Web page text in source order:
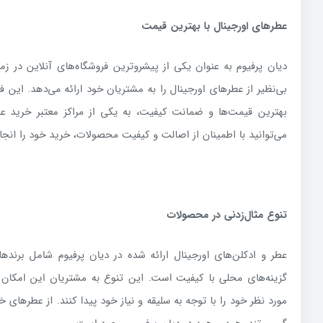
عطرهای اورجینال با بهترین قیمت
دیان پرفیوم به عنوان یکی از پیشروترین فروشگاه‌های آنلاین در
بی‌نظیر از عطرهای اورجینال را به مشتریان خود ارائه می‌دهد. این
بهترین قیمت‌ها و ضمانت کیفیت، به یکی از مراکز معتبر خرید
می‌توانید با اطمینان از اصالت و کیفیت محصولات، خرید خود را
تنوع مثال‌زدنی در محصولات
عطر و ادکلن‌های اورجینال ارائه شده در دیان پرفیوم شامل
گزینه‌های محلی با کیفیت است. این تنوع به مشتریان این
مورد نظر خود را با توجه به سلیقه و نیاز خود پیدا کنند. از